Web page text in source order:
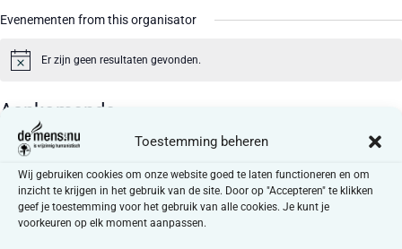
Toestemming beheren
Wij gebruiken cookies om onze website goed te laten functioneren en om
inzicht te krijgen in het gebruik van de site. Door op "Accepteren" te klikken
geef je toestemming voor het gebruik van alle cookies. Je kunt je
voorkeuren op elk moment aanpassen.
Evenementen from this organisator
BerichtEr zijn geen resultaten gevonden.
Aankomende
Selecteer
een
datum.
Abonneer op kalender